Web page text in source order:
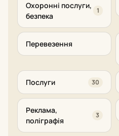
Охоронні послуги,
безпека
1
Перевезення
Послуги 30
Реклама,
поліграфія
3